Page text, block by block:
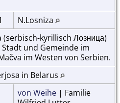
N.Losniza
(serbisch-kyrillisch Лозница)
Stadt und Gemeinde im
im Westen von Serbien.
in Belarus
von Weihe | Familie